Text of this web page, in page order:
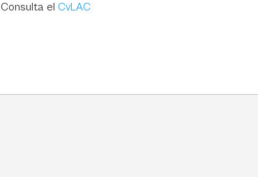
Consulta el CvLAC